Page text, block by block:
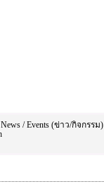
News / Events (ข่าว/กิจกรรม)